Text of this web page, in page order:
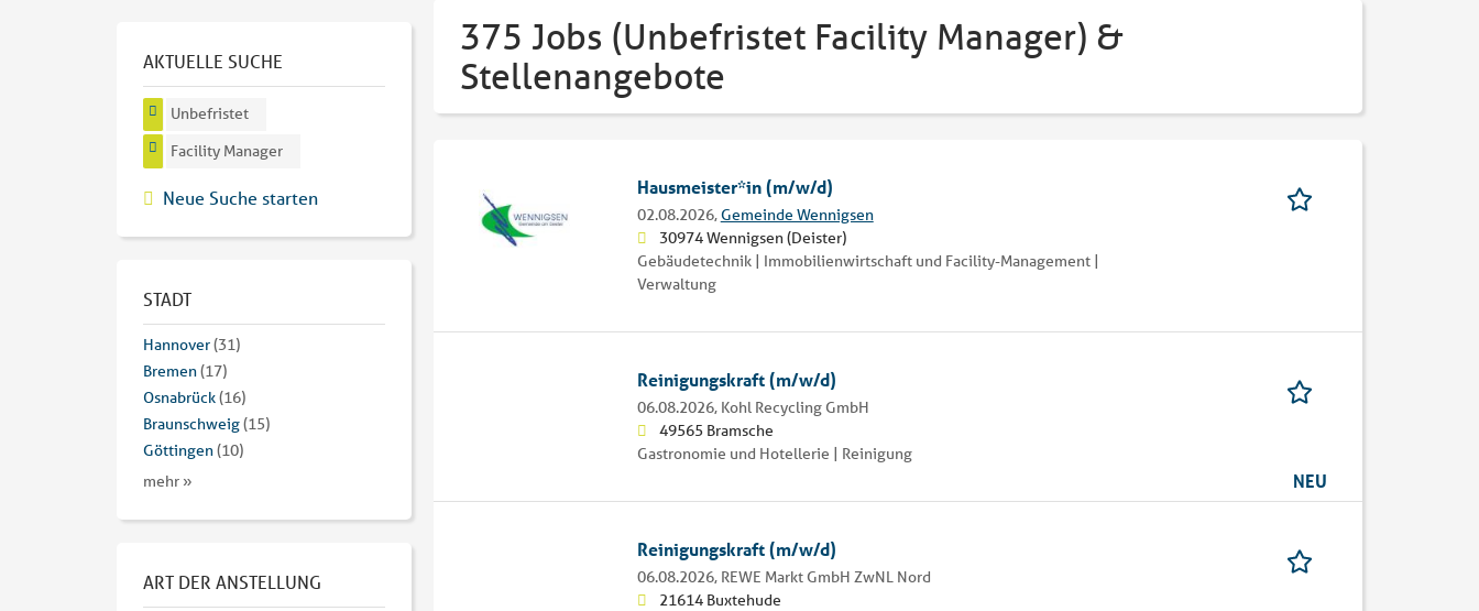
375 Jobs (Unbefristet Facility Manager) &
Stellenangebote
Hausmeister*in (m/w/d)
02.08.2026,Gemeinde Wennigsen
30974 Wennigsen (Deister)
Gebäudetechnik | Immobilienwirtschaft und Facility-Management |
Verwaltung
Reinigungskraft (m/w/d)
06.08.2026, Kohl Recycling GmbH
49565 Bramsche
Gastronomie und Hotellerie | Reinigung
NEU
Reinigungskraft (m/w/d)
06.08.2026, REWE Markt GmbH ZwNL Nord
21614 Buxtehude
AKTUELLE SUCHE
Unbefristet
Facility Manager
Neue Suche starten
STADT
Hannover(31)
Bremen(17)
Osnabrück(16)
Braunschweig(15)
Göttingen(10)
mehr »
ART DER ANSTELLUNG